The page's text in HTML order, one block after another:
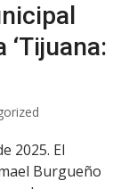
2025. El
Burgueño